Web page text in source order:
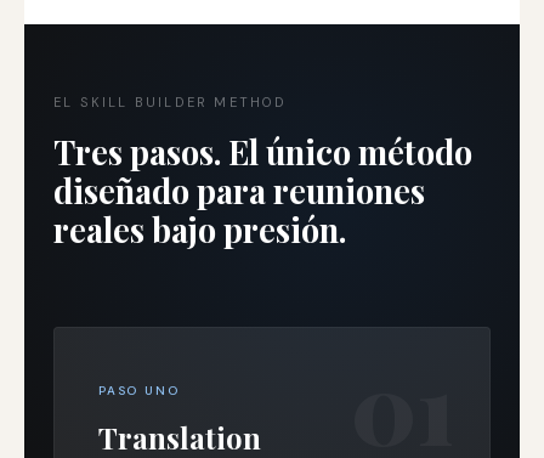
EL SKILL BUILDER METHOD
Tres pasos. El único método
diseñado para reuniones
reales bajo presión.
PASO UNO
Translation